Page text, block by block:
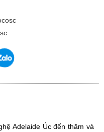
Adelaide Úc đến thăm và